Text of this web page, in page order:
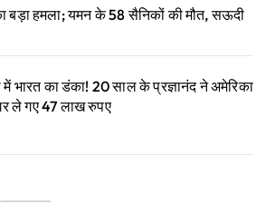
का बड़ा हमला; यमन के 58 सैनिकों की मौत, सऊदी
भारत का डंका! 20 साल के प्रज्ञानंद ने अमेरिका
ले गए 47 लाख रुपए